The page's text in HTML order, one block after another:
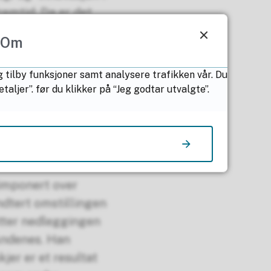
Da er det
til å øke
over
omstillingen
nedleggingen
Han
er et resultat
Om
funksjoner samt analysere trafikken vår. Du
før du klikker på “Jeg godtar utvalgte”.